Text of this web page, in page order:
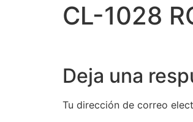
CL-1028
Deja una
Tu dirección de correo